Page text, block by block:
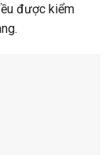
được kiểm